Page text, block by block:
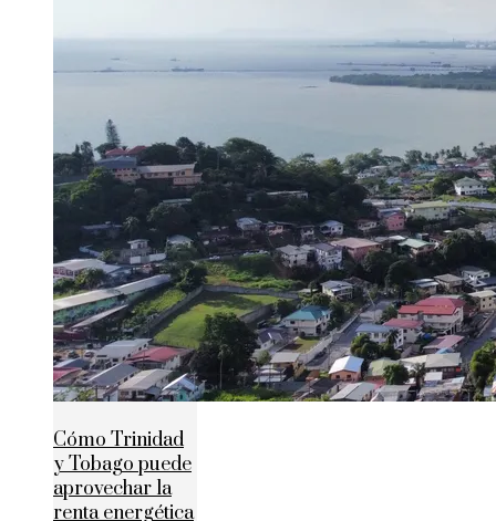
Cómo Trinidad
y Tobago puede
aprovechar la
renta energética